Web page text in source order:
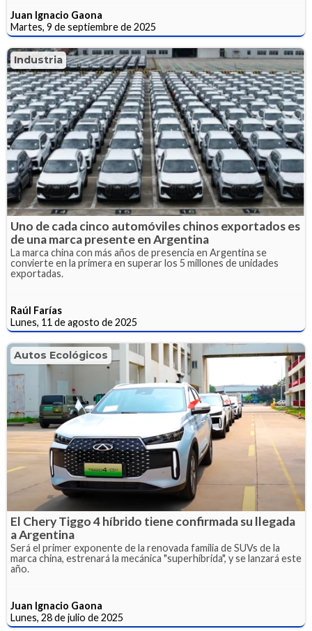
Juan Ignacio Gaona
Martes, 9 de septiembre de 2025
Industria
Uno de cada cinco automóviles chinos exportados es
de una marca presente en Argentina
La marca china con más años de presencia en Argentina se
convierte en la primera en superar los 5 millones de unidades
exportadas.
Raúl Farías
Lunes, 11 de agosto de 2025
Autos Ecológicos
El Chery Tiggo 4 híbrido tiene confirmada su llegada
a Argentina
Será el primer exponente de la renovada familia de SUVs de la
marca china, estrenará la mecánica "superhíbrida", y se lanzará este
año.
Juan Ignacio Gaona
Lunes, 28 de julio de 2025